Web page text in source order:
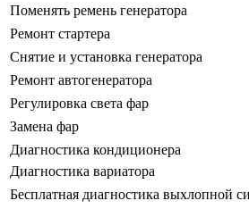
Поменять ремень генератора
Ремонт стартера
Снятие и установка генератора
Ремонт автогенератора
Регулировка света фар
Замена фар
Диагностика кондиционера
Диагностика вариатора
Бесплатная диагностика выхлопной